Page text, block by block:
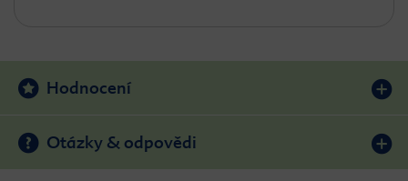
Hodnocení
Otázky & odpovědi